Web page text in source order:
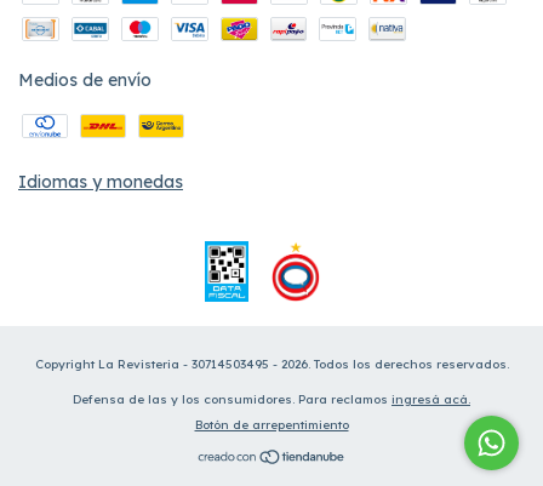
Medios de envío
Idiomas y monedas
Copyright La Revisteria - 30714503495 - 2026. Todos los derechos reservados.
Defensa de las y los consumidores. Para reclamos ingresá acá.
Botón de arrepentimiento